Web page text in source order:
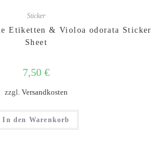
Sticker
Etiketten & Violoa odorata Sticker
Sheet
7,50 €
zzgl. Versandkosten
In den Warenkorb